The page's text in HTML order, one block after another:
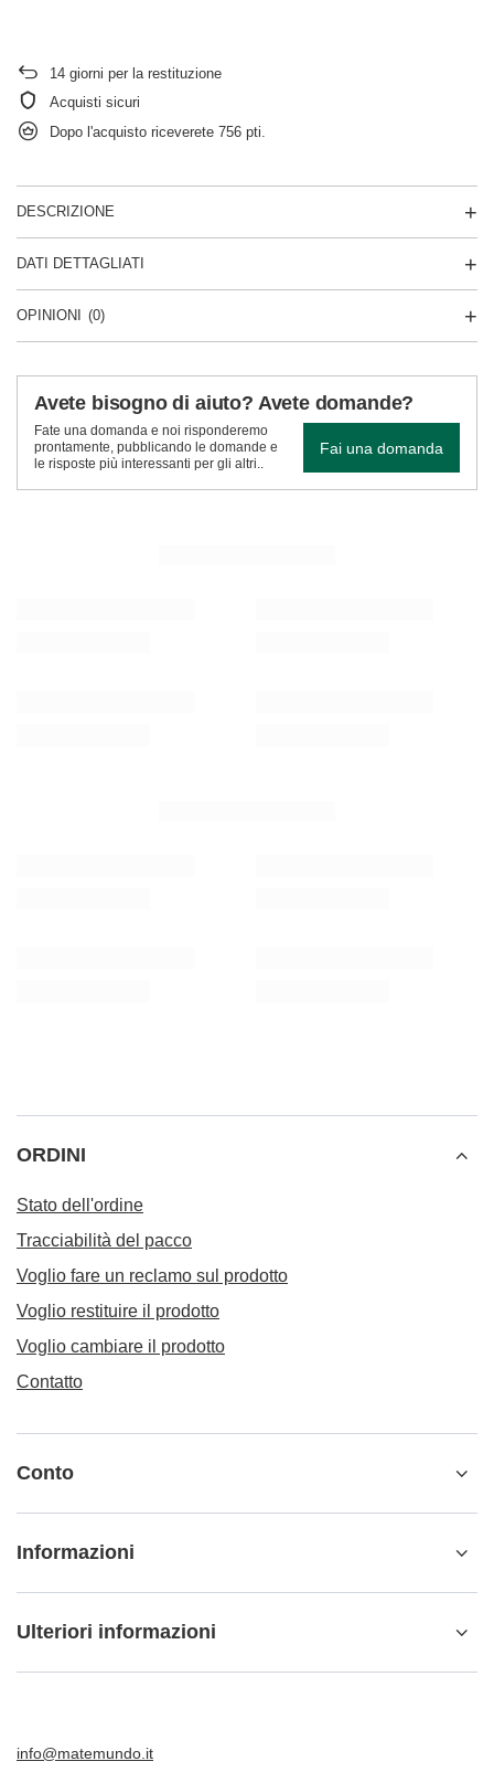
14 giorni per la restituzione
Acquisti sicuri
Dopo l'acquisto riceverete 756 pti.
DESCRIZIONE
DATI DETTAGLIATI
OPINIONI (0)
Avete bisogno di aiuto? Avete domande?
Fate una domanda e noi risponderemo
prontamente, pubblicando le domande e
le risposte più interessanti per gli altri..
Fai una domanda
ORDINI
Stato dell'ordine
Tracciabilità del pacco
Voglio fare un reclamo sul prodotto
Voglio restituire il prodotto
Voglio cambiare il prodotto
Contatto
Conto
Informazioni
Ulteriori informazioni
info@matemundo.it